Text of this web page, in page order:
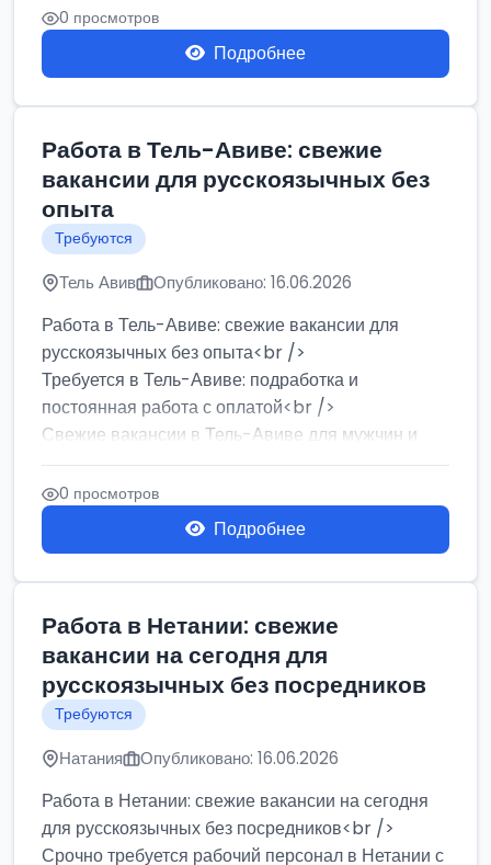
требу...
0 просмотров
Подробнее
Работа в Тель-Авиве: свежие
вакансии для русскоязычных без
опыта
Требуются
Тель Авив Опубликовано: 16.06.2026
Работа в Тель-Авиве: свежие вакансии для
русскоязычных без опыта<br />
Требуется в Тель-Авиве: подработка и
постоянная работа с оплатой<br />
Свежие вакансии в Тель-Авиве для мужчин и
женщин от хозя...
0 просмотров
Подробнее
Работа в Нетании: свежие
вакансии на сегодня для
русскоязычных без посредников
Требуются
Натания Опубликовано: 16.06.2026
Работа в Нетании: свежие вакансии на сегодня
для русскоязычных без посредников<br />
Срочно требуется рабочий персонал в Нетании с